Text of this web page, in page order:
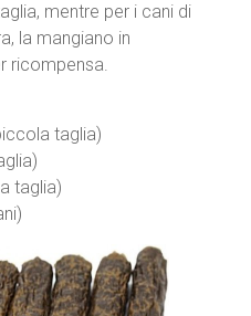
mentre per i cani di
la mangiano in
ricompensa.
taglia)
taglia)